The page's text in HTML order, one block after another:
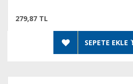
279,87 TL
SEPETE EKLE